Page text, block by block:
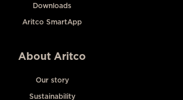
Downloads
Aritco SmartApp
About Aritco
Our story
Sustainability